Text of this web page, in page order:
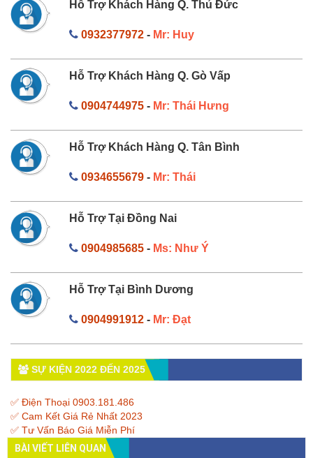
Hỗ Trợ Khách Hàng Q. Thủ Đức
0932377972- Mr: Huy
Hỗ Trợ Khách Hàng Q. Gò Vấp
0904744975- Mr: Thái Hưng
Hỗ Trợ Khách Hàng Q. Tân Bình
0934655679- Mr: Thái
Hỗ Trợ Tại Đồng Nai
0904985685- Ms: Như Ý
Hỗ Trợ Tại Bình Dương
0904991912- Mr: Đạt
SỰ KIỆN 2022 ĐẾN 2025
✅ Điện Thoại 0903.181.486
✅ Cam Kết Giá Rẻ Nhất 2023
✅ Tư Vấn Báo Giá Miễn Phí
BÀI VIẾT LIÊN QUAN